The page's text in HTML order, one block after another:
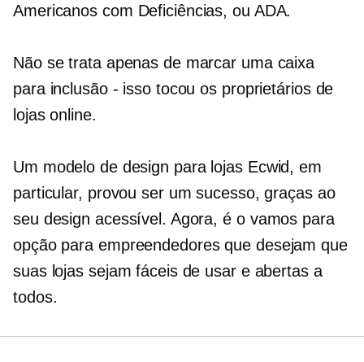
Americanos com Deficiências, ou ADA.
Não se trata apenas de marcar uma caixa
para inclusão - isso tocou os proprietários de
lojas online.
Um modelo de design para lojas Ecwid, em
particular, provou ser um sucesso, graças ao
seu design acessível. Agora, é o vamos para
opção para empreendedores que desejam que
suas lojas sejam fáceis de usar e abertas a
todos.